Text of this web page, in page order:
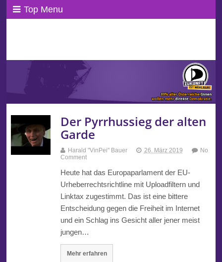
Top Menu
Der Pyrrhussieg der alten
Garde
Harald "VinPei" Bauer 26. März 2019
No
Comment
Heute hat das Europaparlament der EU-
Urheberrechtsrichtline mit Uploadfiltern und
Linktax zugestimmt. Das ist eine bittere
Entscheidung gegen die Freiheit im Internet
und ein Schlag ins Gesicht aller jener meist
jungen…
Mehr erfahren